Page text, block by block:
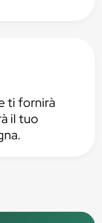
ti fornirà
il tuo